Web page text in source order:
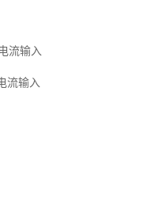
流输入
输入